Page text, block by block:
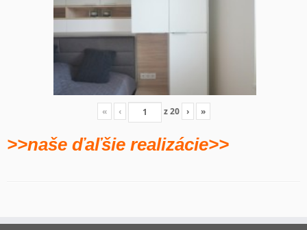
« ‹ z20 › »
>>naše ďaľšie realizácie>>